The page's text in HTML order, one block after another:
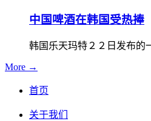
中国啤酒在韩国受热捧
韩国乐天玛特２２日发布的
More →
首页
关于我们